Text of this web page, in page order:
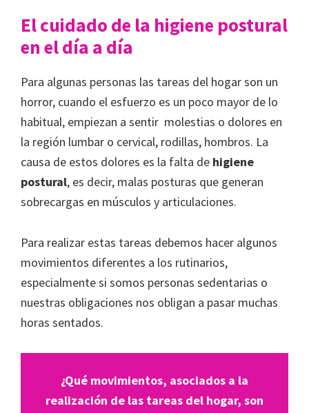
El cuidado de la higiene postural
en el día a día
Para algunas personas las tareas del hogar son un
horror, cuando el esfuerzo es un poco mayor de lo
habitual, empiezan a sentir molestias o dolores en
la región lumbar o cervical, rodillas, hombros. La
causa de estos dolores es la falta de higiene
postural, es decir, malas posturas que generan
sobrecargas en músculos y articulaciones.
Para realizar estas tareas debemos hacer algunos
movimientos diferentes a los rutinarios,
especialmente si somos personas sedentarias o
nuestras obligaciones nos obligan a pasar muchas
horas sentados.
¿Qué movimientos, asociados a la
realización de las tareas del hogar, son